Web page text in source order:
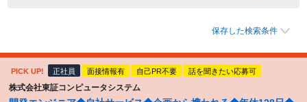
保存した検索条件
PICK UP! 正社員 面接情報有 自己PR不要 話を聞きたい応募可
株式会社東証コンピュータシステム